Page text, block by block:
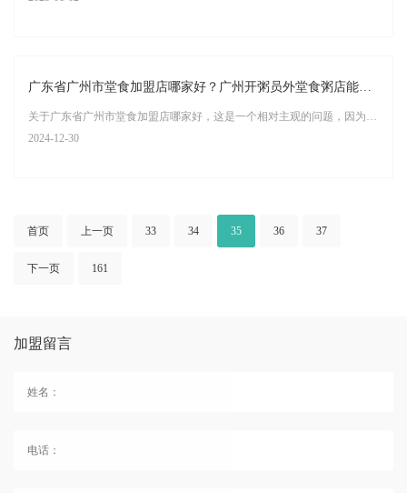
广东省广州市堂食加盟店哪家好？广州开粥员外堂食粥店能赚钱吗？
关于广东省广州市堂食加盟店哪家好，这是一个相对主观的问题，因为不同的消费者和投资者对于“好”的定义可能有所不同。但可以根据市场趋势、品牌知名度、口碑等因素，推荐一些在广州市内比较受欢迎的堂食加盟品牌粥员外粥店等
2024-12-30
首页 上一页 33 34 35 36 37
下一页 161
加盟留言